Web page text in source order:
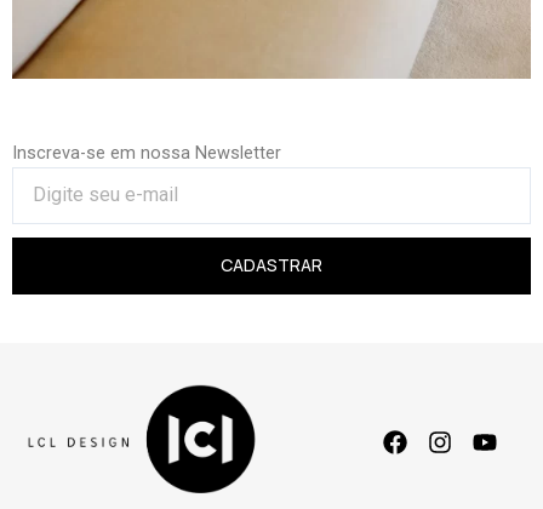
Inscreva-se em nossa Newsletter
CADASTRAR